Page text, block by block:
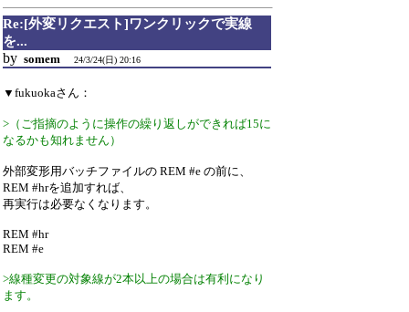
Re:[外変リクエスト]ワンクリックで実線
を...
by somem 24/3/24(日) 20:16
▼fukuokaさん：
>（ご指摘のように操作の繰り返しができれば15に
なるかも知れません）
外部変形用バッチファイルの REM #e の前に、
REM #hrを追加すれば、
再実行は必要なくなります。
REM #hr
REM #e
>線種変更の対象線が2本以上の場合は有利になり
ます。